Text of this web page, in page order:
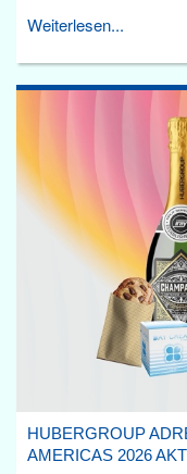
Weiterlesen...
HUBERGROUP
AMERICAS 2026